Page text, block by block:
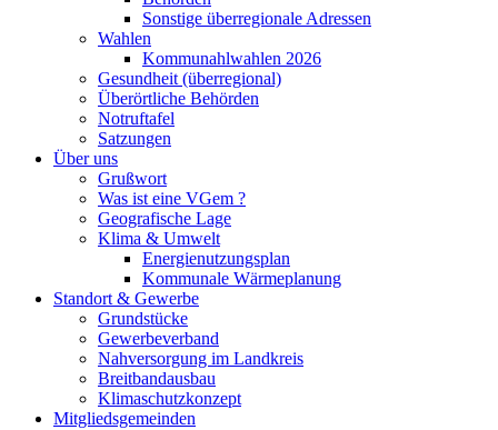
Sonstige überregionale Adressen
Wahlen
Kommunahlwahlen 2026
Gesundheit (überregional)
Überörtliche Behörden
Notruftafel
Satzungen
Über uns
Grußwort
Was ist eine VGem ?
Geografische Lage
Klima & Umwelt
Energienutzungsplan
Kommunale Wärmeplanung
Standort & Gewerbe
Grundstücke
Gewerbeverband
Nahversorgung im Landkreis
Breitbandausbau
Klimaschutzkonzept
Mitgliedsgemeinden